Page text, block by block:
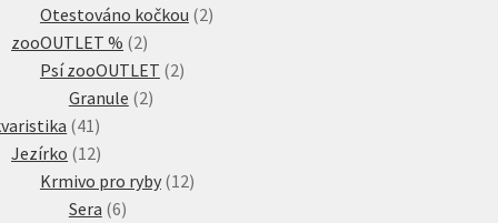
produkty
Otestováno kočkou 22
zooOUTLET % 22
produkty
Psí zooOUTLET 22
Granule 22
4141
produktů
Jezírko 1212
produktů
Krmivo pro ryby 1212
Sera 66